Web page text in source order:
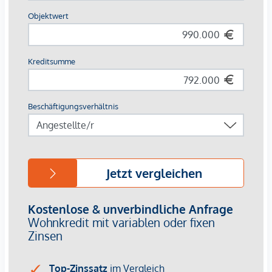
architektonische Raffinesse mit einem behaglichen
Wohncharakter. Besonders exklusiv ist die Möglichkeit,
Grundrisse und Ausstattungsdetails derzeit noch individuell
an persönliche Wünsche anzupassen. Durch die Nähe zu
Donau, Wiener Prater und WU bietet die Lage eine
einzigartige Kombination aus Natur, Freizeit und urbaner
Lebensqualität.
Die zentrale Lage garantiert eine perfekte Infrastruktur und
sowie die Vorgartenstraße, wo Boutiquen, Concept Stores
und Nahversorger alle Wünsche erfüllen. Von gehobenen
Restaurants bis zu charmanten Cafés – die Umgebung
bietet eine vielfältige Kulinarik.
HIGHLIGHTS
20 revitalisierte Altbauwohnungen